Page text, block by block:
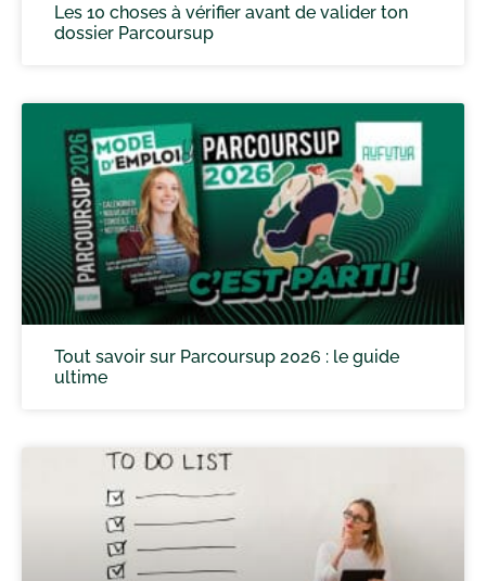
Les 10 choses à vérifier avant de valider ton
dossier Parcoursup
Tout savoir sur Parcoursup 2026 : le guide
ultime